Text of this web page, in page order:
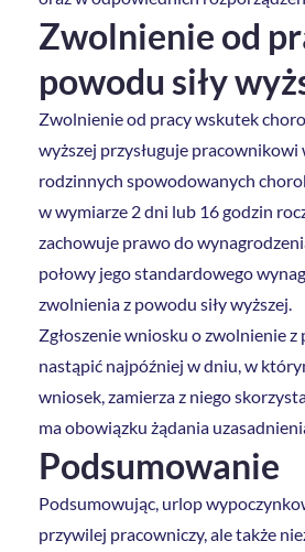
Zwolnienie od
powodu siły
Zwolnienie od pracy wskutek
wyższej przysługuje pracownikowi
rodzinnych spowodowanych
w wymiarze 2 dni lub 16 godzin
zachowuje prawo do
połowy jego standardowego
zwolnienia z powodu siły wyższej.
Zgłoszenie wniosku o zwolnienie
nastąpić najpóźniej w dniu, w
wniosek, zamierza z niego
ma obowiązku żądania
Podsumowanie
Podsumowując, urlop
przywilej pracowniczy, ale także